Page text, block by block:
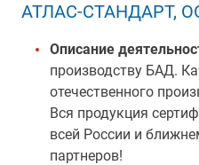
АТЛАС-СТАНДАРТ,
Описание
производству БАД.
отечественного
Вся продукция
всей России и
партнеров!